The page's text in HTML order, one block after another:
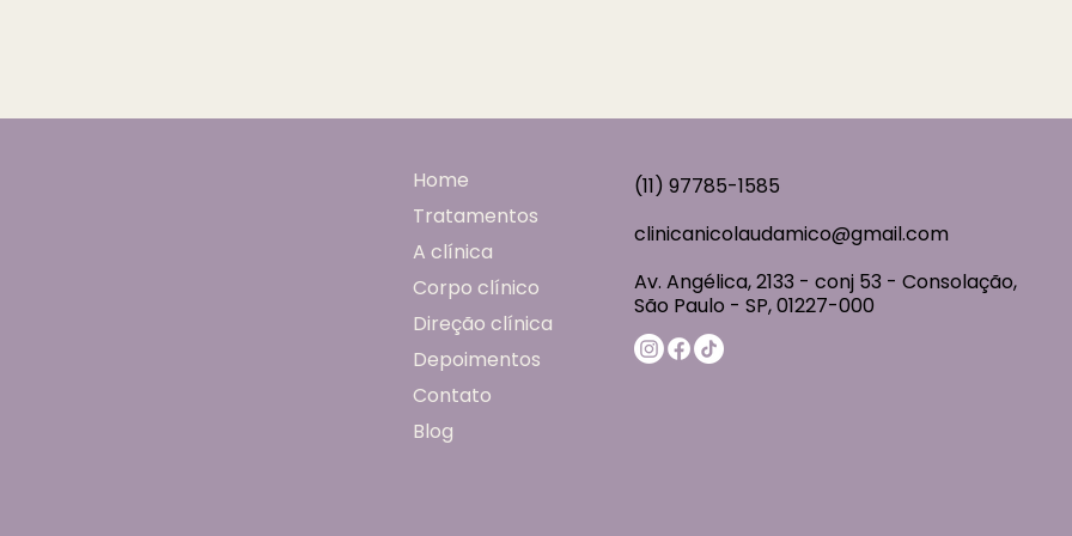
Home
Tratamentos
A clínica
Corpo clínico
Direção clínica
Depoimentos
Contato
Blog
(11) 97785-1585
clinicanicolaudamico@gmail.com
Av. Angélica, 2133 - conj 53 - Consolação,
São Paulo - SP, 01227-000